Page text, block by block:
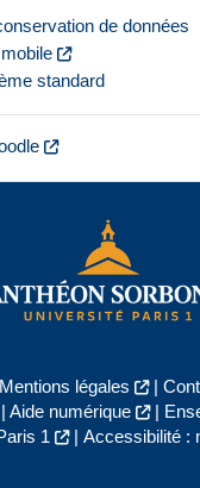
de données
standard
Mentions légales |
Aide numérique |
1
| Accessibilité :